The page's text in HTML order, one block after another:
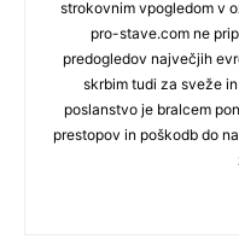
strokovnim vpogledom v
pro-stave.com ne
predogledov največjih
skrbim tudi za sveže
poslanstvo je bralcem
prestopov in poškodb do